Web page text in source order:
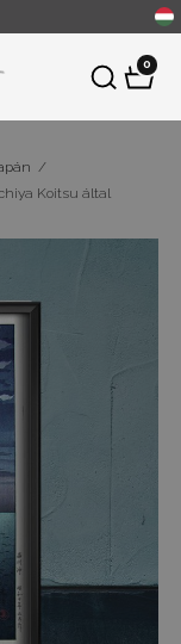
0
/
Koitsu által